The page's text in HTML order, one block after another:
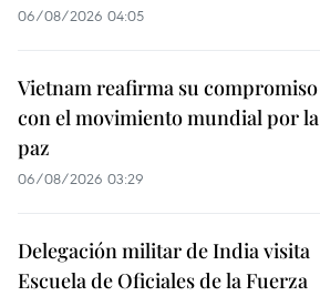
06/08/2026 04:05
Vietnam reafirma su compromiso
con el movimiento mundial por la
paz
06/08/2026 03:29
Delegación militar de India visita
Escuela de Oficiales de la Fuerza